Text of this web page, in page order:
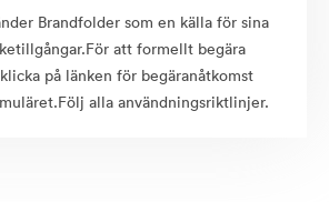
Brandfolder som en källa för sina
att formellt begära
på länken för begäranåtkomst
alla användningsriktlinjer.